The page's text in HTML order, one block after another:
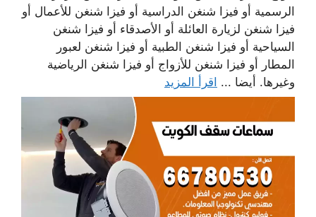
الرسمية أو فيزا شنغن الدراسية أو فيزا شنغن للأعمال أو
فيزا شنغن لزيارة العائلة أو الأصدقاء أو فيزا شنغن
السياحية أو فيزا شنغن الطبية أو فيزا شنغن لعبور
المطار أو فيزا شنغن للأزواج أو فيزا شنغن الرياضية
وغيرها. أيضا ... اقرأ المزيد